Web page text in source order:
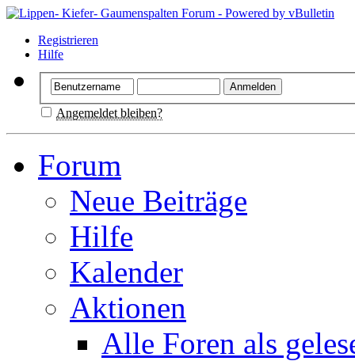
Registrieren
Hilfe
Angemeldet bleiben?
Forum
Neue Beiträge
Hilfe
Kalender
Aktionen
Alle Foren als